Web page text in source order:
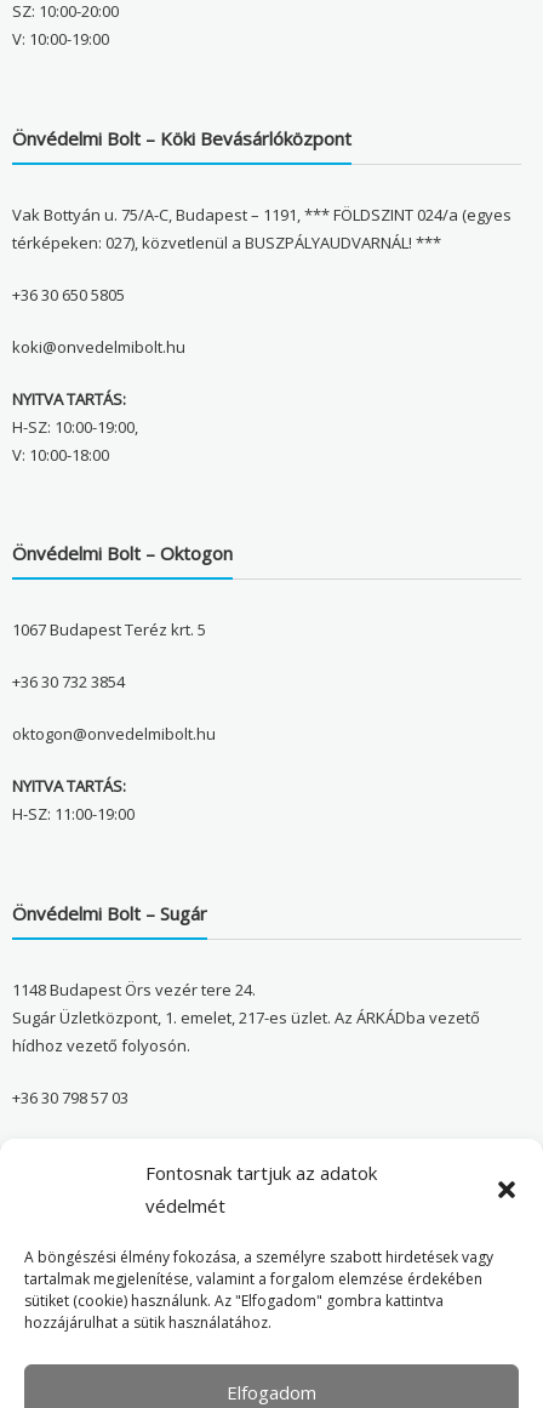
Fontosnak tartjuk az adatok
védelmét
A böngészési élmény fokozása, a személyre szabott hirdetések vagy
tartalmak megjelenítése, valamint a forgalom elemzése érdekében
sütiket (cookie) használunk. Az "Elfogadom" gombra kattintva
hozzájárulhat a sütik használatához.
Elfogadom
SZ: 10:00-20:00
V: 10:00-19:00
Önvédelmi Bolt – Köki Bevásárlóközpont
Vak Bottyán u. 75/A-C, Budapest – 1191, *** FÖLDSZINT 024/a (egyes
térképeken: 027), közvetlenül a BUSZPÁLYAUDVARNÁL! ***
+36 30 650 5805
koki@onvedelmibolt.hu
NYITVA TARTÁS:
H-SZ: 10:00-19:00,
V: 10:00-18:00
Önvédelmi Bolt – Oktogon
1067 Budapest Teréz krt. 5
+36 30 732 3854
oktogon@onvedelmibolt.hu
NYITVA TARTÁS:
H-SZ: 11:00-19:00
Önvédelmi Bolt – Sugár
1148 Budapest Örs vezér tere 24.
Sugár Üzletközpont, 1. emelet, 217-es üzlet. Az ÁRKÁDba vezető
hídhoz vezető folyosón.
+36 30 798 57 03
Önvédelmi Bolt – Főoldal
Adatvédelmi tájékoztató